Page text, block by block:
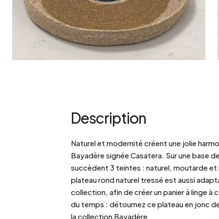
Bistrot
Bord de mer
Brocante
Contemporain
Esprit Haussmannien
Velours
Bois blond
Papier mâché
Verre
Zinc et galva
Description
Naturel et modernité créent une jolie
Bayadère signée Casatera. Sur une base
succèdent 3 teintes : naturel, moutarde
plateau rond naturel tressé est aussi
collection, afin de créer un panier à linge à
du temps : détournez ce plateau en jonc
la collection Bayadère